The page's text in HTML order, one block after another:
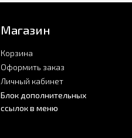
Магазин
Корзина
Оформить заказ
Личный кабинет
Блок дополнительных
ссылок в меню